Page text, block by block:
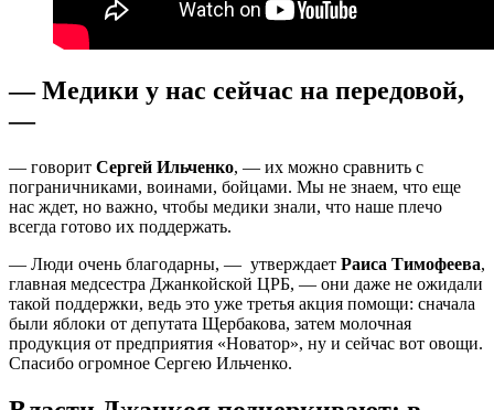
— Медики у нас сейчас на передовой,
—
— говорит Сергей Ильченко, — их можно сравнить с
пограничниками, воинами, бойцами. Мы не знаем, что еще
нас ждет, но важно, чтобы медики знали, что наше плечо
всегда готово их поддержать.
— Люди очень благодарны, — утверждает Раиса Тимофеева,
главная медсестра Джанкойской ЦРБ, — они даже не ожидали
такой поддержки, ведь это уже третья акция помощи: сначала
были яблоки от депутата Щербакова, затем молочная
продукция от предприятия «Новатор», ну и сейчас вот овощи.
Спасибо огромное Сергею Ильченко.